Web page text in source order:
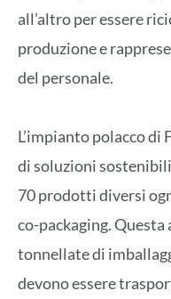
all’altro per essere
produzione e
del personale.
L’impianto polacco
di soluzioni
70 prodotti diversi
co-packaging.
tonnellate di
devono essere